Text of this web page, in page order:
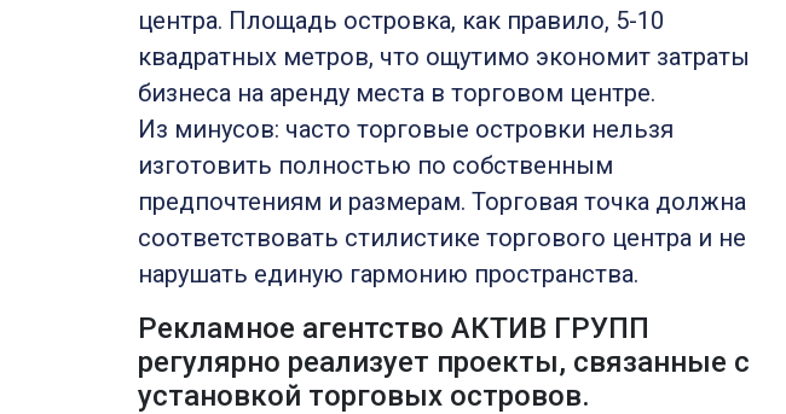
центра. Площадь островка, как правило, 5-10
квадратных метров, что ощутимо экономит затраты
бизнеса на аренду места в торговом центре.
Из минусов: часто торговые островки нельзя
изготовить полностью по собственным
предпочтениям и размерам. Торговая точка должна
соответствовать стилистике торгового центра и не
нарушать единую гармонию пространства.
Рекламное агентство АКТИВ ГРУПП
регулярно реализует проекты, связанные с
установкой торговых островов.